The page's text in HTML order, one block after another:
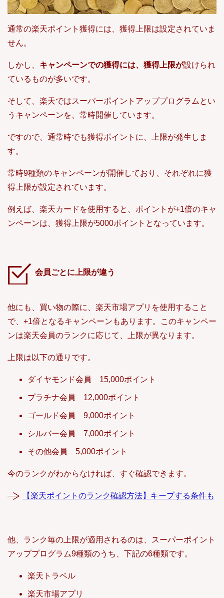
通常の楽天ポイント獲得には、獲得上限は設定されていま
せん。
しかし、 キャンペーンでの獲得には、獲得上限が設けられ
ているものが多いです。
そして、楽天ではスーパーポイントアッププログラムとい
うキャンペーンを、常時開催しています。
ですので、通常時でも獲得ポイントに、上限が発生しま
す。
常時9種類のキャンペーンが開催しており、それぞれに獲
得上限が設定されています。
例えば、楽天カードを使用すると、ポイントが+1倍のキャ
ンペーンは、獲得上限が5000ポイントとなっています。
会員ごとに上限が違う
他にも、買い物の際に、楽天市場アプリを使用すること
で、+1倍となるキャンペーンもあります。このキャンペー
ンは楽天会員のランクに応じて、上限が異なります。
上限は以下の通りです。
ダイヤモンド会員 15,000ポイント
プラチナ会員 12,000ポイント
ゴールド会員 9,000ポイント
シルバー会員 7,000ポイント
その他会員 5,000ポイント
今のランクがわからなければ、すぐ確認できます。
【楽天ポイントのランク確認方法】キープする条件も
他、ランク毎の上限が適用されるのは、スーパーポイント
アッププログラム9種類のうち、下記の6種類です。
楽天トラベル
楽天市場アプリ